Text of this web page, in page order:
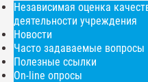
Независимая оценка
деятельности учреждения
Новости
Часто задаваемые вопросы
Полезные ссылки
On-line опросы